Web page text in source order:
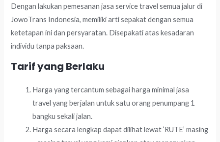
Dengan lakukan pemesanan jasa service travel semua jalur di
JowoTrans Indonesia, memiliki arti sepakat dengan semua
ketetapan ini dan persyaratan. Disepakati atas kesadaran
individu tanpa paksaan.
Tarif yang Berlaku
Harga yang tercantum sebagai harga minimal jasa
travel yang berjalan untuk satu orang penumpang 1
bangku sekali jalan.
Harga secara lengkap dapat dilihat lewat ‘RUTE’ masing